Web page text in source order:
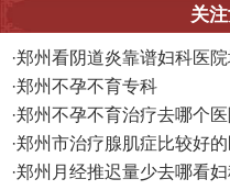
关
·郑州看阴道炎靠谱妇科医
·郑州不孕不育专科
·郑州不孕不育治疗去哪个医
·郑州市治疗腺肌症比较好
·郑州月经推迟量少去哪看